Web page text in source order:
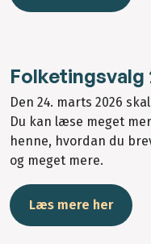
Folketingsvalg
Den 24. marts 2026
Du kan læse meget
henne, hvordan du
og meget mere.
Læs mere her